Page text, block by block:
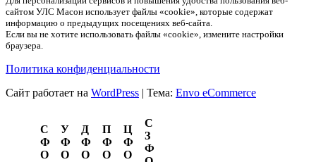
сайтом УЛС Масон использует файлы «cookie», которые содержат
информацию о предыдущих посещениях веб-сайта.
Если вы не хотите использовать файлы «cookie», измените настройки
браузера.
Политика конфиденциальности
Сайт работает на WordPress | Тема: Envo eCommerce
С
Ф
О
У
Ф
О
Д
Ф
О
П
Ф
О
Ц
Ф
О
С
З
Ф